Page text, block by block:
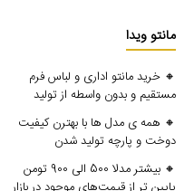
مانتو ویدا
🔸 خرید مانتو اداری و لباس فرم
مستقیم و بدون واسطه از تولید
🔸 همه ی مدل ها با بهترن کیفیت
دوخت و پارچه تولید شدن
🔸 بیشتر مدلا 500 الی 900 تومن